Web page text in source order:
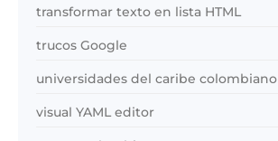
transformar texto en lista HTML
trucos Google
universidades del caribe colombiano
visual YAML editor